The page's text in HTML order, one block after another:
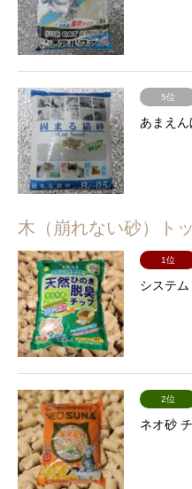
5位
あまえ
木（崩れない砂）ト
1位
システ
2位
ネオ砂